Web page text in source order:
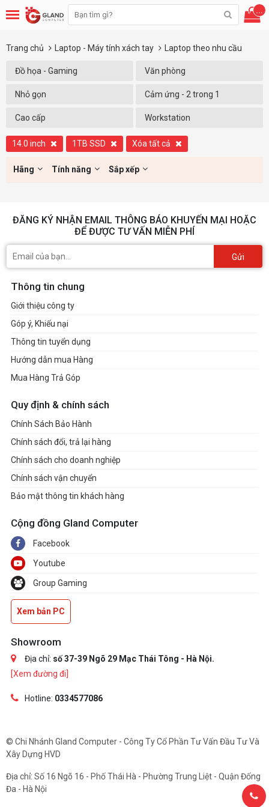
...
Trang chủ Laptop - Máy tính xách tay Laptop theo nhu cầu
Đồ họa - Gaming Văn phòng
Nhỏ gọn Cảm ứng - 2 trong 1
Cao cấp Workstation
14.0 inch 1TB SSD Xóa tất cả
Hãng Tính năng Sắp xếp
ĐĂNG KÝ NHẬN EMAIL THÔNG BÁO KHUYẾN MẠI HOẶC
ĐỂ ĐƯỢC TƯ VẤN MIỄN PHÍ
Gửi
Thông tin chung
Giới thiệu công ty
Góp ý, Khiếu nại
Thông tin tuyển dụng
Hướng dẫn mua Hàng
Mua Hàng Trả Góp
Quy định & chính sách
Chính Sách Bảo Hành
Chính sách đổi, trả lại hàng
Chính sách cho doanh nghiệp
Chính sách vận chuyển
Bảo mật thông tin khách hàng
Cộng đồng Gland Computer
Facebook
Youtube
Group Gaming
Xem bản PC
Showroom
Địa chỉ: số 37-39 Ngõ 29 Mạc Thái Tông - Hà Nội.
[Xem đường đi]
Hotline: 0334577086
© Chi Nhánh Gland Computer - Công Ty Cổ Phần Tư Vấn Đầu Tư Và
Xây Dựng HVD
Địa chỉ: Số 16 Ngõ 16 - Phố Thái Hà - Phường Trung Liệt - Quận Đống
Đa - Hà Nội